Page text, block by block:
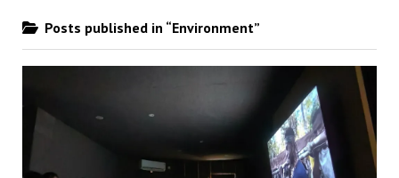
Posts published in “Environment”